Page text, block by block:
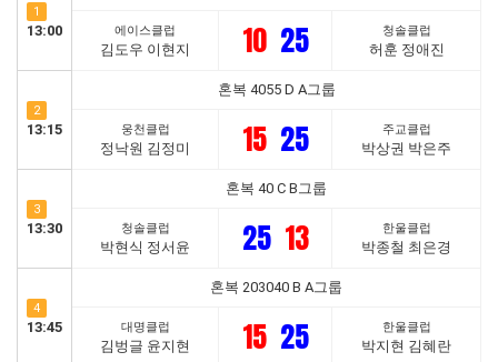
1
13:00 에이스클럽
김도우 이현지 10 25 청솔클럽
허훈 정애진
2
13:15
혼복 4055 D A그룹
웅천클럽
정낙원 김정미 15 25 주교클럽
박상권 박은주
3
13:30
혼복 40 C B그룹
청솔클럽
박현식 정서윤 25 13 한울클럽
박종철 최은경
4
13:45
혼복 203040 B A그룹
대명클럽
김벙글 윤지현 15 25 한울클럽
박지현 김혜란